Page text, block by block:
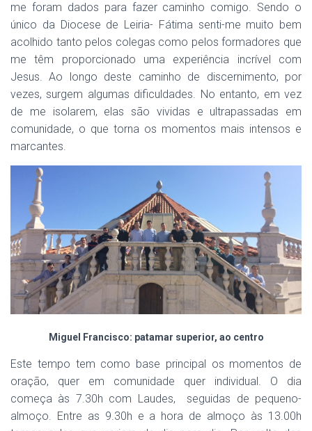
me foram dados para fazer caminho comigo. Sendo o
único da Diocese de Leiria- Fátima senti-me muito bem
acolhido tanto pelos colegas como pelos formadores que
me têm proporcionado uma experiência incrível com
Jesus. Ao longo deste caminho de discernimento, por
vezes, surgem algumas dificuldades. No entanto, em vez
de me isolarem, elas são vividas e ultrapassadas em
comunidade, o que torna os momentos mais intensos e
marcantes.
Miguel Francisco: patamar superior, ao centro
Este tempo tem como base principal os momentos de
oração, quer em comunidade quer individual. O dia
começa às 7.30h com Laudes, seguidas de pequeno-
almoço. Entre as 9.30h e a hora de almoço às 13.00h